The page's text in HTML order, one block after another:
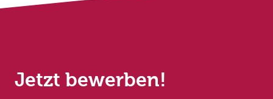
Jetzt bewerben!